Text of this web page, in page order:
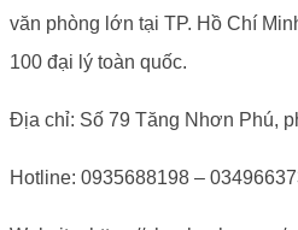
văn phòng lớn tại TP. Hồ Chí
100 đại lý toàn quốc.
Địa chỉ: Số 79 Tăng Nhơn Phú,
Hotline: 0935688198 –